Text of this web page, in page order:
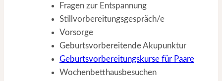
Fragen zur Entspannung
Stillvorbereitungsgespräch/e
Vorsorge
Geburtsvorbereitende Akupunktur
Geburtsvorbereitungskurse für Paare
Wochenbetthausbesuchen